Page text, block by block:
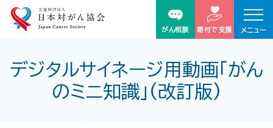
がん相談 寄付で支援 メニュー
デジタルサイネージ用動画「がん
のミニ知識」(改訂版)